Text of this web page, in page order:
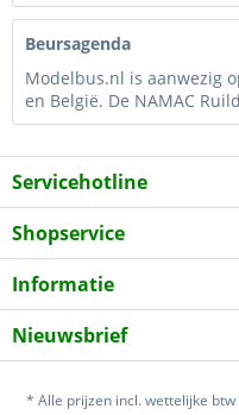
Beursagenda
Modelbus.nl is aanwezig
en België. De NAMAC
Servicehotline
Shopservice
Informatie
Nieuwsbrief
* Alle prijzen incl. wettelijke btw